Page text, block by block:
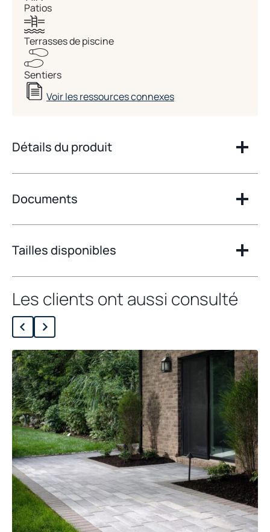
Patios
Terrasses de piscine
Sentiers
Voir les ressources connexes
Détails du produit
Documents
Tailles disponibles
Les clients ont aussi consulté